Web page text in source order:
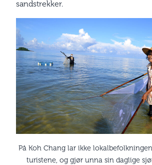
sandstrekker.
På Koh Chang lar ikke
turistene, og gjør unna sin daglige